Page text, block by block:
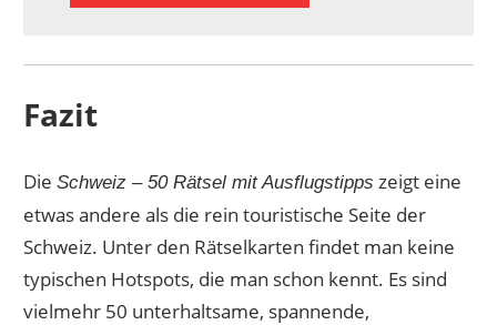
Fazit
DieSchweiz – 50 Rätsel mit Ausflugstipps zeigt eine
etwas andere als die rein touristische Seite der
Schweiz. Unter den Rätselkarten findet man keine
typischen Hotspots, die man schon kennt. Es sind
vielmehr 50 unterhaltsame, spannende,